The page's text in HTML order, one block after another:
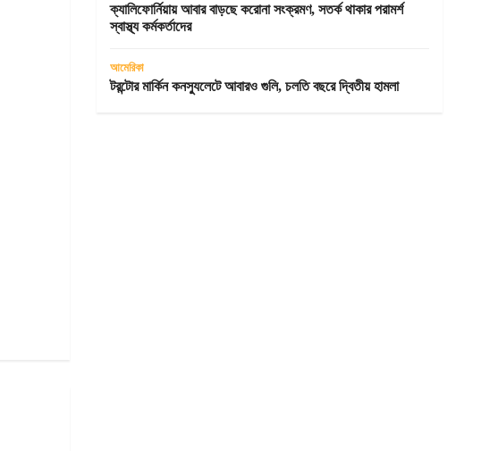
ক্যালিফোর্নিয়ায় আবার বাড়ছে করোনা সংক্রমণ, সতর্ক থাকার পরামর্শ
স্বাস্থ্য কর্মকর্তাদের
আমেরিকা
টরন্টোর মার্কিন কনস্যুলেটে আবারও গুলি, চলতি বছরে দ্বিতীয় হামলা